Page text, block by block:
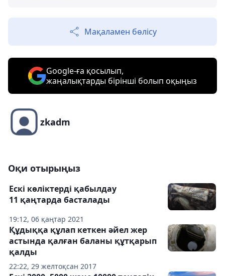
Мақаламен бөлісу
Google-ға қосылып,
жаңалықтарды бірінші болып оқыңыз
zkadm
Оқи отырыңыз
19:12, 06 қаңтар 2021
Ескі көліктерді қабылдау
11 қаңтарда басталады
22:22, 29 желтоқсан 2017
Құдыққа құлап кеткен әйел жер
астында қалған баланы құтқарып
қалды